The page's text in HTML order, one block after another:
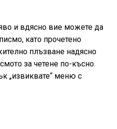
и вдясно вие можете да
като прочетено
плъзване надясно
за четене по-късно.
„извиквате“ меню с